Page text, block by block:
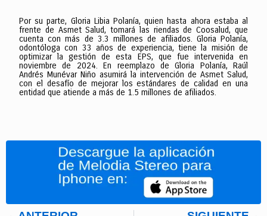
Por su parte, Gloria Libia Polanía, quien hasta ahora estaba al
frente de Asmet Salud, tomará las riendas de Coosalud, que
cuenta con más de 3.3 millones de afiliados. Gloria Polanía,
odontóloga con 33 años de experiencia, tiene la misión de
optimizar la gestión de esta EPS, que fue intervenida en
noviembre de 2024. En reemplazo de Gloria Polanía, Raúl
Andrés Munévar Niño asumirá la intervención de Asmet Salud,
con el desafío de mejorar los estándares de calidad en una
entidad que atiende a más de 1.5 millones de afiliados.